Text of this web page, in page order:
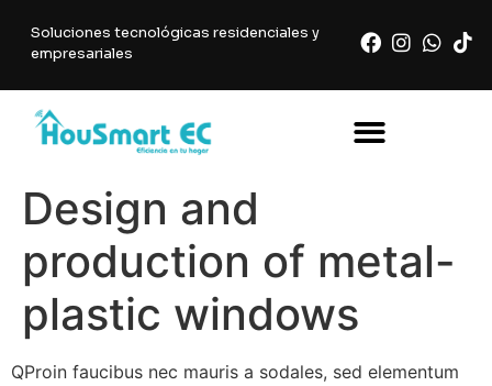
Soluciones tecnológicas residenciales y
empresariales
Design and
production of metal-
plastic windows
QProin faucibus nec mauris a sodales, sed elementum